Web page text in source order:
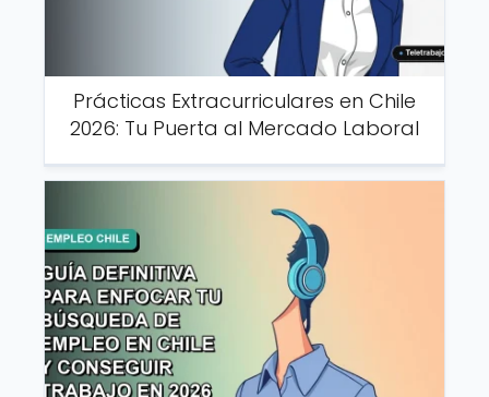
Prácticas Extracurriculares en Chile
2026: Tu Puerta al Mercado Laboral